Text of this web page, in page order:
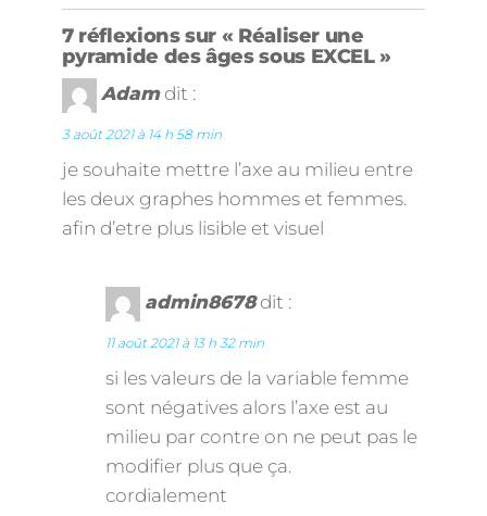
7 réflexions sur « Réaliser une
pyramide des âges sous EXCEL »
Adam dit :
3 août 2021 à 14 h 58 min
je souhaite mettre l’axe au milieu entre
les deux graphes hommes et femmes.
afin d’etre plus lisible et visuel
admin8678 dit :
11 août 2021 à 13 h 32 min
si les valeurs de la variable femme
sont négatives alors l’axe est au
milieu par contre on ne peut pas le
modifier plus que ça.
cordialement